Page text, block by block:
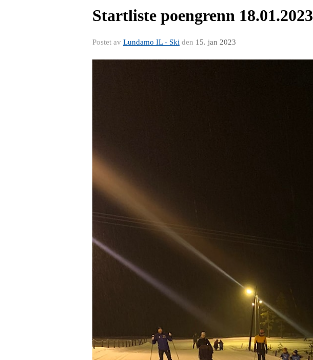
Startliste poengrenn 18.01.2023
Postet av Lundamo IL - Ski den 15. jan 2023